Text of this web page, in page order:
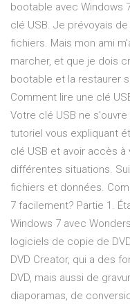
bootable avec Windows
clé USB. Je prévoyais
fichiers. Mais mon ami
marcher, et que je dois
bootable et la restaurer
Comment lire une clé
Votre clé USB ne
tutoriel vous expliquant
clé USB et avoir accès à
différentes situations.
fichiers et données.
7 facilement? Partie 1.
Windows 7 avec
logiciels de copie de
DVD Creator, qui a des
DVD, mais aussi de
diaporamas, de